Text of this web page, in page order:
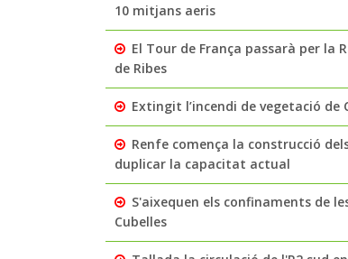
10 mitjans aeris
El Tour de França passarà per
de Ribes
Extingit l’incendi de vegetació de
Renfe comença la construcció
duplicar la capacitat actual
S'aixequen els confinaments de
Cubelles